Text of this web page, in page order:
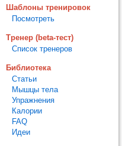
Шаблоны тренировок
Посмотреть
Тренер (beta-тест)
Список тренеров
Библиотека
Статьи
Мышцы тела
Упражнения
Калории
FAQ
Идеи